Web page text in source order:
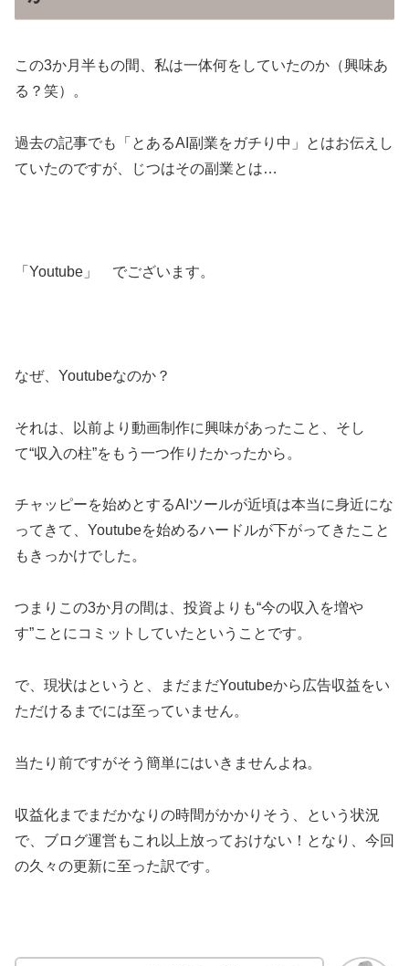
この3か月半もの間、私は一体何をしていたのか（興味あ
る？笑）。
過去の記事でも「とあるAI副業をガチり中」とはお伝えし
ていたのですが、じつはその副業とは…
「Youtube」 でございます。
なぜ、Youtubeなのか？
それは、以前より動画制作に興味があったこと、そし
て“収入の柱”をもう一つ作りたかったから。
チャッピーを始めとするAIツールが近頃は本当に身近にな
ってきて、Youtubeを始めるハードルが下がってきたこと
もきっかけでした。
つまりこの3か月の間は、投資よりも“今の収入を増や
す”ことにコミットしていたということです。
で、現状はというと、まだまだYoutubeから広告収益をい
ただけるまでには至っていません。
当たり前ですがそう簡単にはいきませんよね。
収益化までまだかなりの時間がかかりそう、という状況
で、ブログ運営もこれ以上放っておけない！となり、今回
の久々の更新に至った訳です。